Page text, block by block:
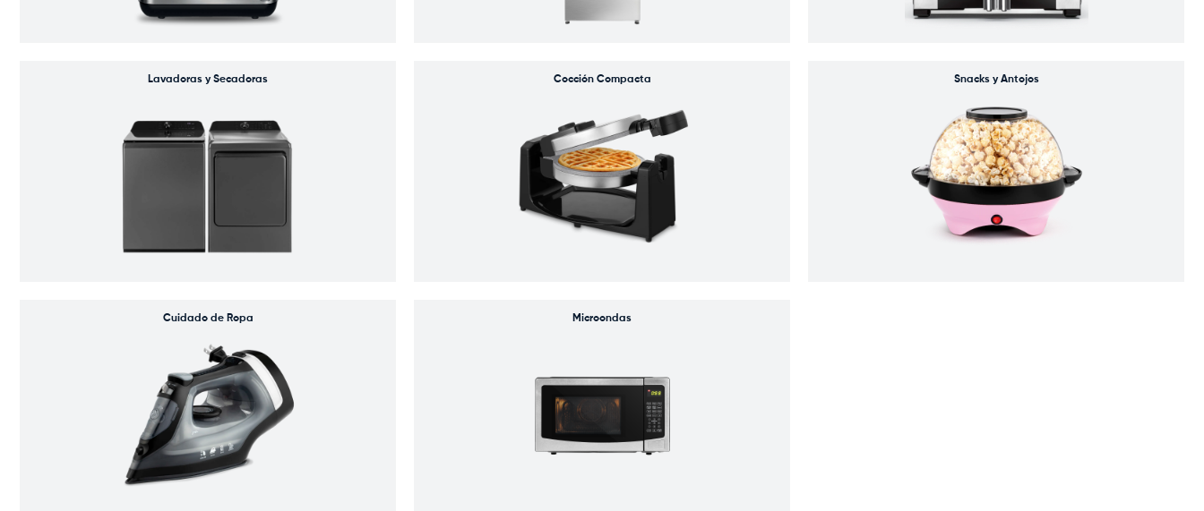
Lavadoras y Secadoras Cocción Compacta Snacks y Antojos
Cuidado de Ropa Microondas